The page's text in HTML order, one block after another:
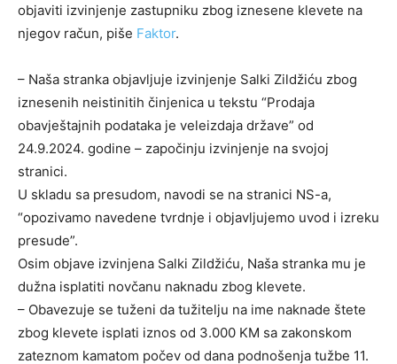
objaviti izvinjenje zastupniku zbog iznesene klevete na
njegov račun, piše Faktor.
– Naša stranka objavljuje izvinjenje Salki Zildžiću zbog
iznesenih neistinitih činjenica u tekstu “Prodaja
obavještajnih podataka je veleizdaja države” od
24.9.2024. godine – započinju izvinjenje na svojoj
stranici.
U skladu sa presudom, navodi se na stranici NS-a,
“opozivamo navedene tvrdnje i objavljujemo uvod i izreku
presude”.
Osim objave izvinjena Salki Zildžiću, Naša stranka mu je
dužna isplatiti novčanu naknadu zbog klevete.
– Obavezuje se tuženi da tužitelju na ime naknade štete
zbog klevete isplati iznos od 3.000 KM sa zakonskom
zateznom kamatom počev od dana podnošenja tužbe 11.